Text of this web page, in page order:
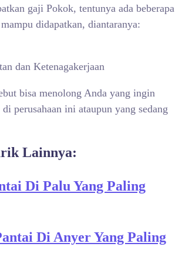
gaji Pokok, tentunya ada beberapa
didapatkan, diantaranya:
dan Ketenagakerjaan
bisa menolong Anda yang ingin
perusahaan ini ataupun yang sedang
Lainnya:
Di Palu Yang Paling
Di Anyer Yang Paling